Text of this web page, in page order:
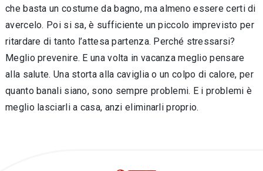
che basta un costume da bagno, ma almeno essere certi di
avercelo. Poi si sa, è sufficiente un piccolo imprevisto per
ritardare di tanto l’attesa partenza. Perché stressarsi?
Meglio prevenire. E una volta in vacanza meglio pensare
alla salute. Una storta alla caviglia o un colpo di calore, per
quanto banali siano, sono sempre problemi. E i problemi è
meglio lasciarli a casa, anzi eliminarli proprio.